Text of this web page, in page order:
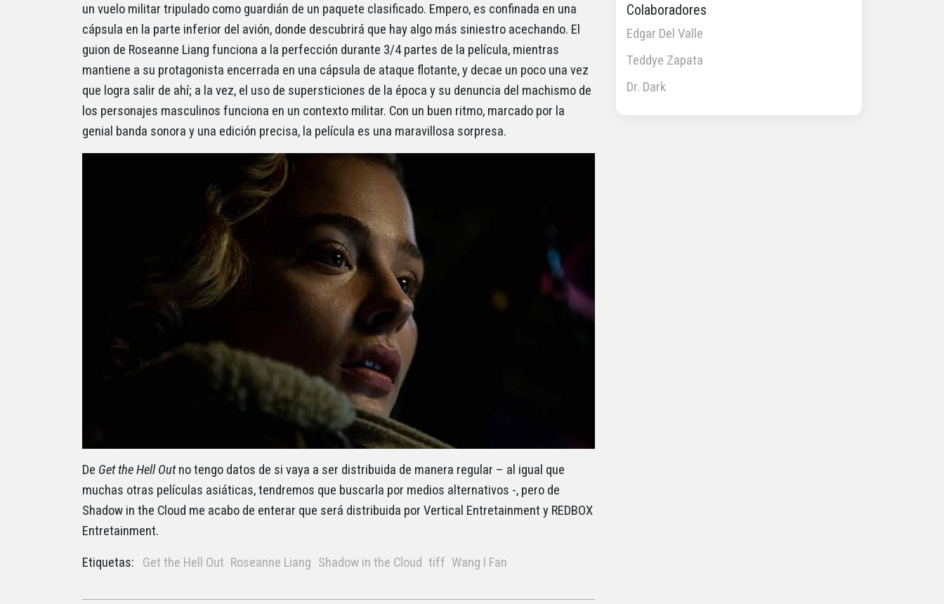
un vuelo militar tripulado como guardián de un paquete clasificado. Empero, es confinada en una
cápsula en la parte inferior del avión, donde descubrirá que hay algo más siniestro acechando. El
guion de Roseanne Liang funciona a la perfección durante 3/4 partes de la película, mientras
mantiene a su protagonista encerrada en una cápsula de ataque flotante, y decae un poco una vez
que logra salir de ahí; a la vez, el uso de supersticiones de la época y su denuncia del machismo de
los personajes masculinos funciona en un contexto militar. Con un buen ritmo, marcado por la
genial banda sonora y una edición precisa, la película es una maravillosa sorpresa.
De Get the Hell Outno tengo datos de si vaya a ser distribuida de manera regular – al igual que
muchas otras películas asiáticas, tendremos que buscarla por medios alternativos -, pero de
Shadow in the Cloud me acabo de enterar que será distribuida por Vertical Entretainment y REDBOX
Entretainment.
Etiquetas: Get the Hell Out Roseanne Liang Shadow in the Cloud tiff Wang I Fan
Colaboradores
Edgar Del Valle
Teddye Zapata
Dr. Dark